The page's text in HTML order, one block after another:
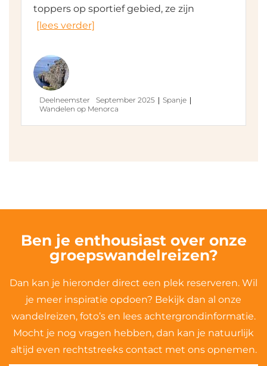
toppers op sportief gebied, ze zijn
[lees verder]
Deelneemster September 2025
Spanje
Wandelen op Menorca
Ben je enthousiast over onze
groepswandelreizen?
Dan kan je hieronder direct een plek reserveren. Wil
je meer inspiratie opdoen? Bekijk dan al onze
wandelreizen, foto’s en lees achtergrondinformatie.
Mocht je nog vragen hebben, dan kan je natuurlijk
altijd even rechtstreeks contact met ons opnemen.